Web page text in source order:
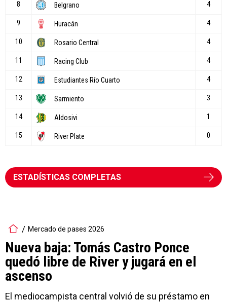
ESTADÍSTICAS COMPLETAS
Mercado de pases 2026
Nueva baja: Tomás Castro Ponce
quedó libre de River y jugará en el
ascenso
El mediocampista central volvió de su préstamo en